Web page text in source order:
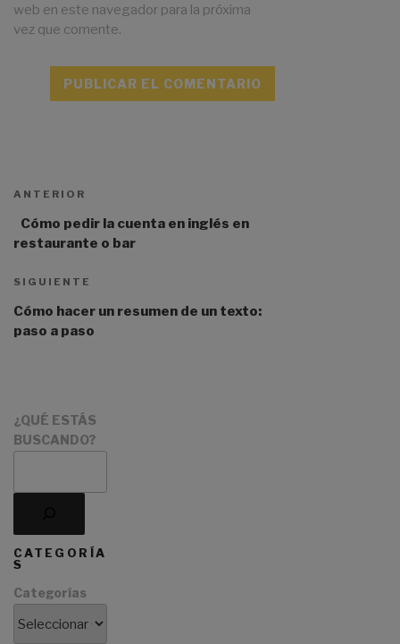
web en este navegador para la próxima
vez que comente.
e
t
v
e
ANTERIOR
Cómo pedir la cuenta en inglés en
restaurante o bar
SIGUIENTE
Cómo hacer un resumen de un texto:
paso a paso
¿QUÉ ESTÁS
BUSCANDO?
CATEGORÍA
S
Categorías